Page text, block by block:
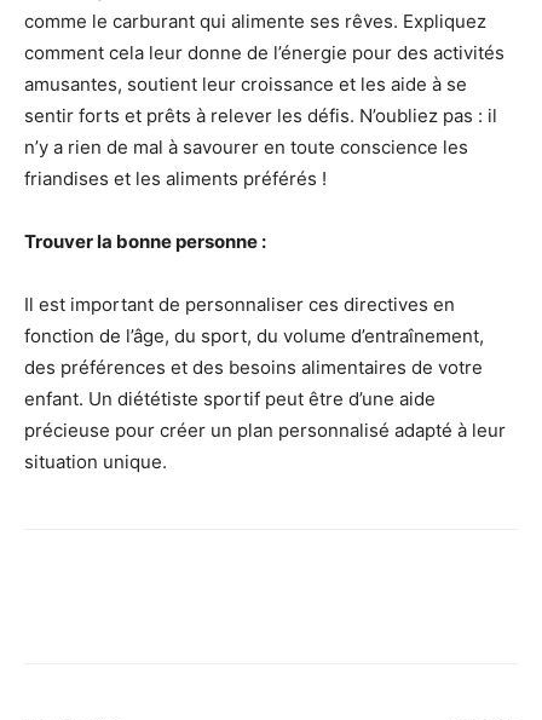
comme le carburant qui alimente ses rêves. Expliquez
comment cela leur donne de l’énergie pour des activités
amusantes, soutient leur croissance et les aide à se
sentir forts et prêts à relever les défis. N’oubliez pas : il
n’y a rien de mal à savourer en toute conscience les
friandises et les aliments préférés !
Trouver la bonne personne :
Il est important de personnaliser ces directives en
fonction de l’âge, du sport, du volume d’entraînement,
des préférences et des besoins alimentaires de votre
enfant. Un diététiste sportif peut être d’une aide
précieuse pour créer un plan personnalisé adapté à leur
situation unique.